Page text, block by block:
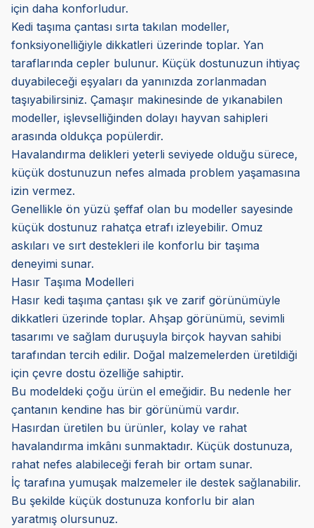
için daha konforludur.
Kedi taşıma çantası sırta takılan modeller,
fonksiyonelliğiyle dikkatleri üzerinde toplar. Yan
taraflarında cepler bulunur. Küçük dostunuzun ihtiyaç
duyabileceği eşyaları da yanınızda zorlanmadan
taşıyabilirsiniz. Çamaşır makinesinde de yıkanabilen
modeller, işlevselliğinden dolayı hayvan sahipleri
arasında oldukça popülerdir.
Havalandırma delikleri yeterli seviyede olduğu sürece,
küçük dostunuzun nefes almada problem yaşamasına
izin vermez.
Genellikle ön yüzü şeffaf olan bu modeller sayesinde
küçük dostunuz rahatça etrafı izleyebilir. Omuz
askıları ve sırt destekleri ile konforlu bir taşıma
deneyimi sunar.
Hasır Taşıma Modelleri
Hasır kedi taşıma çantası şık ve zarif görünümüyle
dikkatleri üzerinde toplar. Ahşap görünümü, sevimli
tasarımı ve sağlam duruşuyla birçok hayvan sahibi
tarafından tercih edilir. Doğal malzemelerden üretildiği
için çevre dostu özelliğe sahiptir.
Bu modeldeki çoğu ürün el emeğidir. Bu nedenle her
çantanın kendine has bir görünümü vardır.
Hasırdan üretilen bu ürünler, kolay ve rahat
havalandırma imkânı sunmaktadır. Küçük dostunuza,
rahat nefes alabileceği ferah bir ortam sunar.
İç tarafına yumuşak malzemeler ile destek sağlanabilir.
Bu şekilde küçük dostunuza konforlu bir alan
yaratmış olursunuz.